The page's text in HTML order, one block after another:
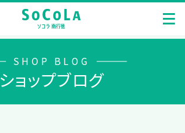
SHOP BLOG
ショップブログ